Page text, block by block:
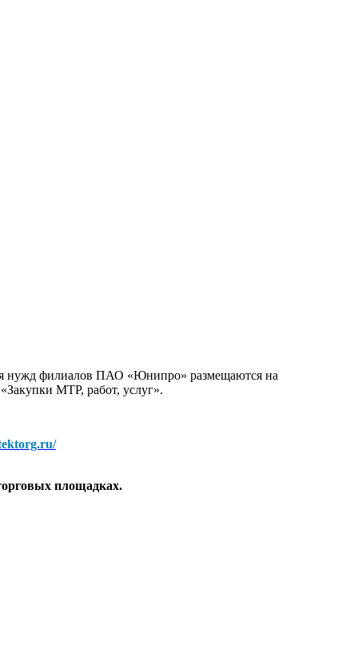
нужд филиалов ПАО «Юнипро» размещаются на
«Закупки МТР, работ, услуг».
площадках.